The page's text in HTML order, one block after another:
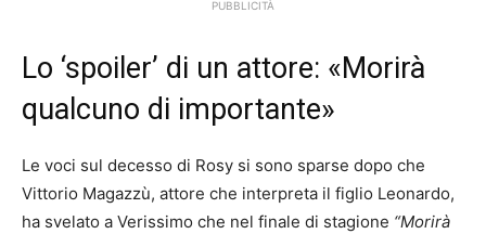
PUBBLICITÀ
Lo ‘spoiler’ di un attore: «Morirà
qualcuno di importante»
Le voci sul decesso di Rosy si sono sparse dopo che
Vittorio Magazzù, attore che interpreta il figlio Leonardo,
ha svelato a Verissimo che nel finale di stagione “Morirà